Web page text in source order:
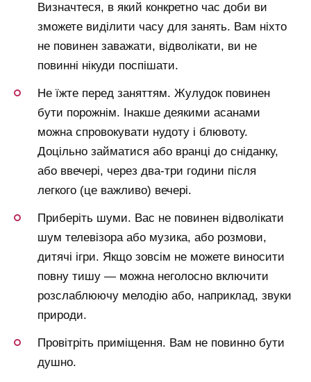
Визначтеся, в який конкретно час доби ви
зможете виділити часу для занять. Вам ніхто
не повинен заважати, відволікати, ви не
повинні нікуди поспішати.
Не їжте перед заняттям. Жулудок повинен
бути порожнім. Інакше деякими асанами
можна спровокувати нудоту і блювоту.
Доцільно займатися або вранці до сніданку,
або ввечері, через два-три години після
легкого (це важливо) вечері.
Приберіть шуми. Вас не повинен відволікати
шум телевізора або музика, або розмови,
дитячі ігри. Якщо зовсім не можете виносити
повну тишу — можна неголосно включити
розслаблюючу мелодію або, наприклад, звуки
природи.
Провітріть приміщення. Вам не повинно бути
душно.